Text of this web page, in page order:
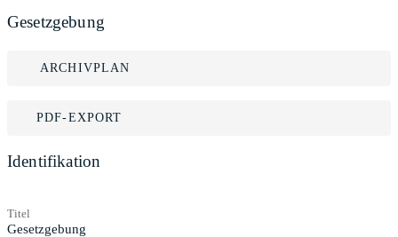
Gesetzgebung
ARCHIVPLAN
PDF-EXPORT
Identifikation
Titel
Gesetzgebung